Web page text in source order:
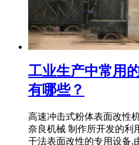
工业生产中常用
有哪些？
高速冲击式粉体表面改性
奈良机械 制作所开发的利
干法表面改性的专用设备,